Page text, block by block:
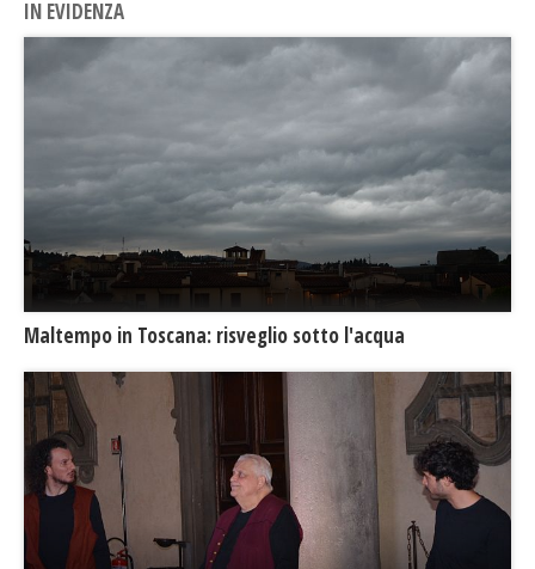
IN EVIDENZA
Maltempo in Toscana: risveglio sotto l'acqua